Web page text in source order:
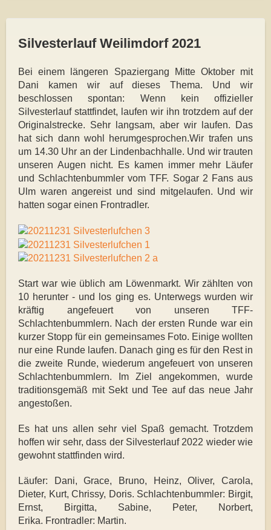
Silvesterlauf Weilimdorf 2021
Bei einem längeren Spaziergang Mitte Oktober mit
Dani kamen wir auf dieses Thema. Und wir
beschlossen spontan: Wenn kein offizieller
Silvesterlauf stattfindet, laufen wir ihn trotzdem auf der
Originalstrecke. Sehr langsam, aber wir laufen.
Das
hat sich dann wohl herumgesprochen.Wir trafen uns
um 14.30 Uhr an der Lindenbachhalle. Und wir trauten
unseren Augen nicht. Es kamen immer mehr Läufer
und Schlachtenbummler vom TFF. Sogar 2 Fans aus
Ulm waren angereist und sind mitgelaufen. Und wir
hatten sogar einen Frontradler.
Start war wie üblich am Löwenmarkt. Wir zählten von
10 herunter - und los ging es. Unterwegs wurden wir
kräftig angefeuert von unseren TFF-
Schlachtenbummlern. Nach der ersten Runde war ein
kurzer Stopp für ein gemeinsames Foto. Einige woll ten
nur eine Runde laufen. Danach ging es für den Rest in
die zweite Runde, wiederum angefeuert von unseren
Schlachtenbummlern.
Im Ziel angekommen, wurde
traditionsgemäß mit Sekt und Tee auf das neue Jahr
angestoßen.
Es hat uns allen sehr viel Spaß gemacht. Trotzdem
hoffen wir sehr, dass der Silvesterlauf 2022 wieder wie
gewohnt stattfinden wird.
Läufer: Dani, Grace, Bruno, Heinz, Oliver, Carola,
Dieter, Kurt, Chrissy, Doris. Schlachtenbummler: Birgit,
Ernst, Birgitta, Sabine, Peter, Norbert,
Erika. Frontradler: Martin.